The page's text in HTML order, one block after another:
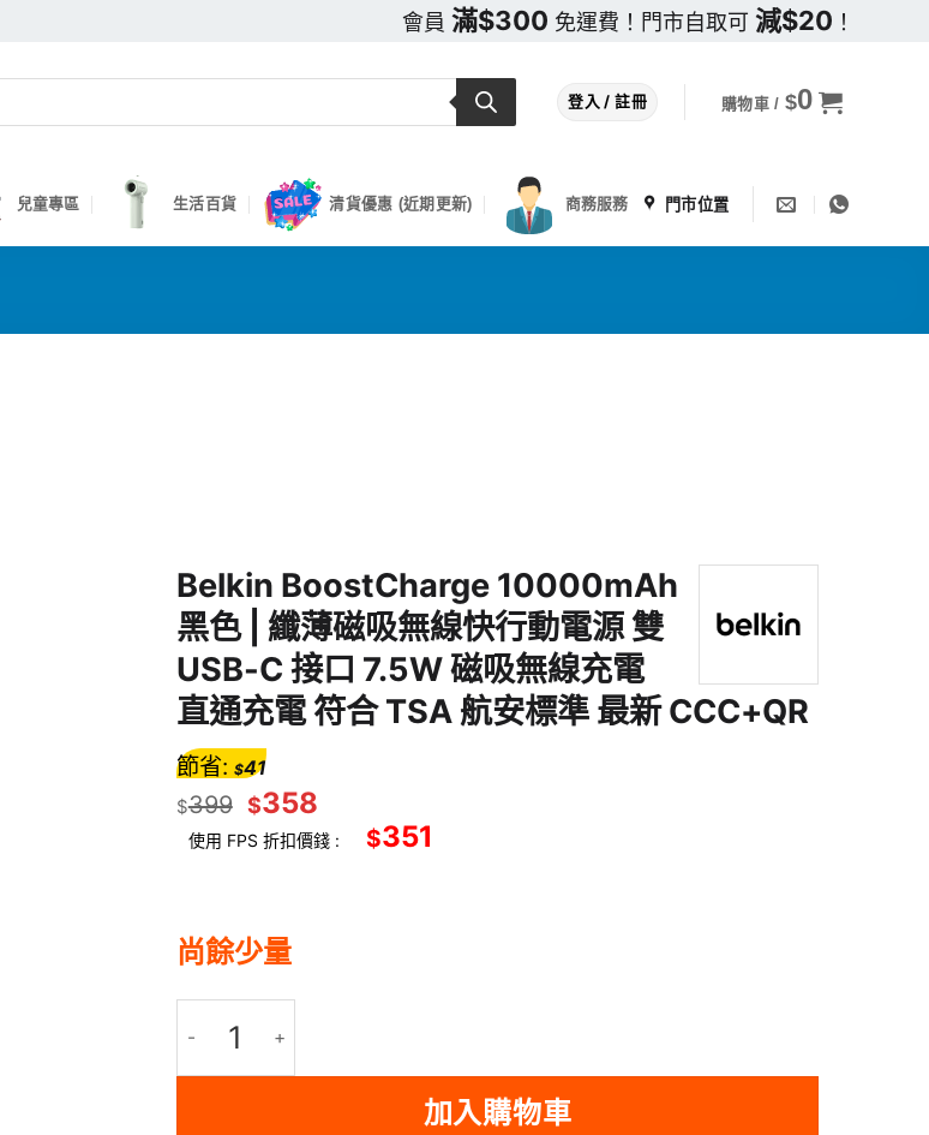
會員 滿$300 免運費！門市自取可 減$20 ！
登入 / 註冊 購物車 / $0
兒童專區 生活百貨 清貨優惠 (近期更新) 商務服務 門市位置
Belkin BoostCharge 10000mAh
黑色 | 纖薄磁吸無線快行動電源 雙
USB-C 接口 7.5W 磁吸無線充電
直通充電 符合 TSA 航安標準 最新 CCC+QR
$399 $358
節省: $41
使用 FPS 折扣價錢 : $351
尚餘少量
加入購物車